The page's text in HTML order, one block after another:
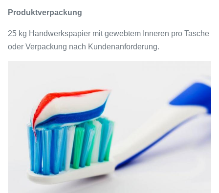
Produktverpackung
25 kg Handwerkspapier mit gewebtem Inneren pro Tasche
oder Verpackung nach Kundenanforderung.